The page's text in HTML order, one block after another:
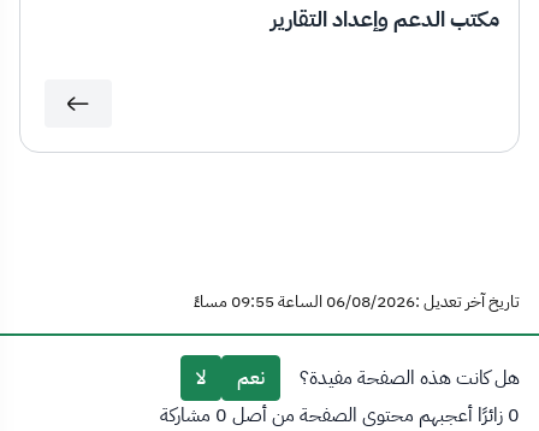
مكتب الدعم وإعداد التقارير
تاريخ آخر تعديل :06/08/2026 الساعة 09:55 مساءً
هل كانت هذه الصفحة مفيدة؟ نعم
لا
0 زائرًا أعجبهم محتوى الصفحة من أصل 0 مشاركة